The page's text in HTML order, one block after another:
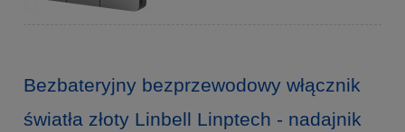
Bezbateryjny bezprzewodowy włącznik
światła złoty Linbell Linptech - nadajnik